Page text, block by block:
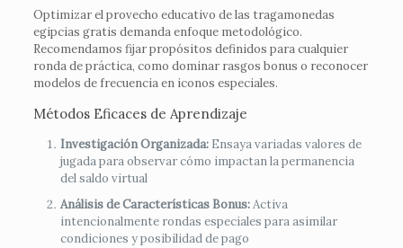
Optimizar el provecho educativo de las tragamonedas
egipcias gratis demanda enfoque metodológico.
Recomendamos fijar propósitos definidos para cualquier
ronda de práctica, como dominar rasgos bonus o reconocer
modelos de frecuencia en iconos especiales.
Métodos Eficaces de Aprendizaje
Investigación Organizada: Ensaya variadas valores de
jugada para observar cómo impactan la permanencia
del saldo virtual
Análisis de Características Bonus:Activa
intencionalmente rondas especiales para asimilar
condiciones y posibilidad de pago